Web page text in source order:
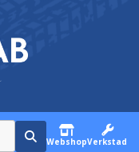
WebshopVerkstad